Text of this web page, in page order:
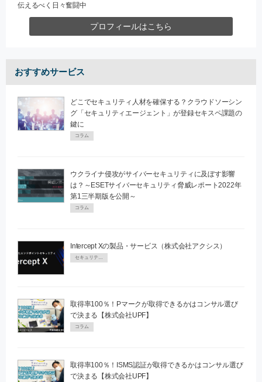
伝えるべく日々奮闘中
プロフィールはこちら
おすすめサービス
どこでセキュリティ人材を確保する？クラウドソーシン
グ「セキュリティエージェント」が登録セキスペ課題の
鍵に
コラム
ウクライナ侵攻がサイバーセキュリティに及ぼす影響
は？～ESETサイバーセキュリティ脅威レポート2022年
第1三半期版を公開～
コラム
Intercept Xの製品・サービス（株式会社アクシス）
取得率100％！Pマークが取得できるかはコンサル選び
で決まる【株式会社UPF】
コラム
取得率100％！ISMS認証が取得できるかはコンサル選び
で決まる【株式会社UPF】